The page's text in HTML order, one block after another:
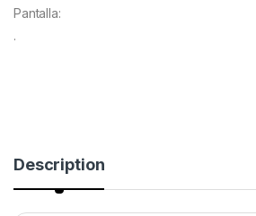
Pantalla:
.
Description